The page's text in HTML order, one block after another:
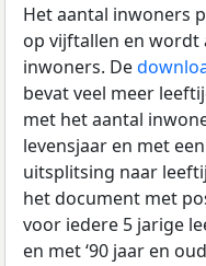
Het aantal inwoners
op vijftallen en wordt
inwoners. De
bevat veel meer
met het aantal
levensjaar en met
uitsplitsing naar
het document met
voor iedere 5 jarige
en met ‘90 jaar en